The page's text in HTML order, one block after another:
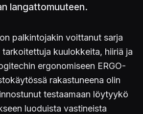
langattomuuteen.
palkintojakin voittanut sarja
kuulokkeita, hiiriä ja
ergonomiseen ERGO-
rakastuneena olin
testaamaan löytyykö
luoduista vastineista